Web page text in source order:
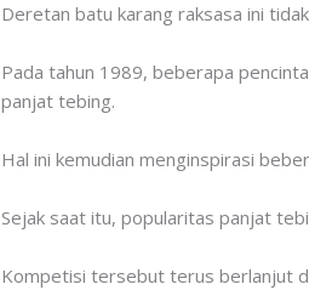
Deretan batu karang raksasa ini
Pada tahun 1989, beberapa
panjat tebing.
Hal ini kemudian menginspirasi
Sejak saat itu, popularitas panjat
Kompetisi tersebut terus berlanjut